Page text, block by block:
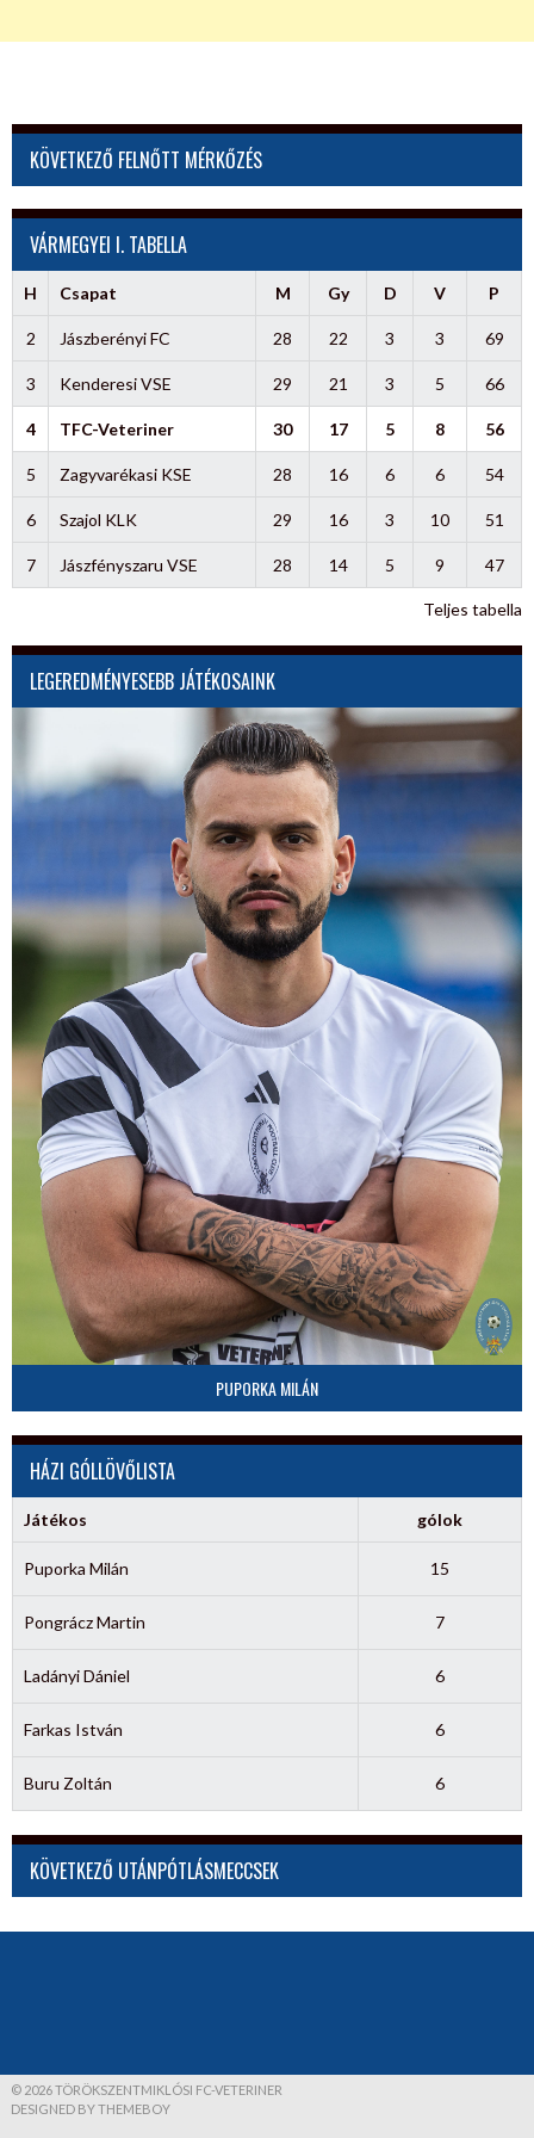
KÖVETKEZŐ FELNŐTT MÉRKŐZÉS
VÁRMEGYEI I. TABELLA
H Csapat M Gy D V P
2 Jászberényi FC 28 22 3 3 69
3 Kenderesi VSE 29 21 3 5 66
4 TFC-Veteriner 30 17 5 8 56
5 Zagyvarékasi KSE 28 16 6 6 54
6 Szajol KLK 29 16 3 10 51
7 Jászfényszaru VSE 28 14 5 9 47
Teljes tabella
LEGEREDMÉNYESEBB JÁTÉKOSAINK
PUPORKA MILÁN
HÁZI GÓLLÖVŐLISTA
Játékos gólok
Puporka Milán 15
Pongrácz Martin 7
Ladányi Dániel 6
Farkas István 6
Buru Zoltán 6
KÖVETKEZŐ UTÁNPÓTLÁSMECCSEK
© 2026 TÖRÖKSZENTMIKLÓSI FC-VETERINER
DESIGNED BY THEMEBOY